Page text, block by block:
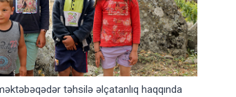
təhsilə əlçatanlıq haqqında